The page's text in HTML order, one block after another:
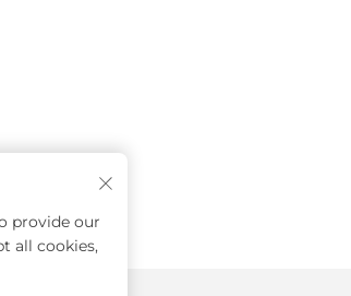
provide our
all cookies,